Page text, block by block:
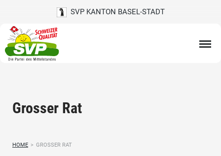
SVP KANTON BASEL-STADT
Grosser Rat
HOME > GROSSER RAT